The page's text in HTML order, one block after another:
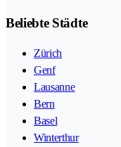
Beliebte Städte
Zürich
Genf
Lausanne
Bern
Basel
Winterthur